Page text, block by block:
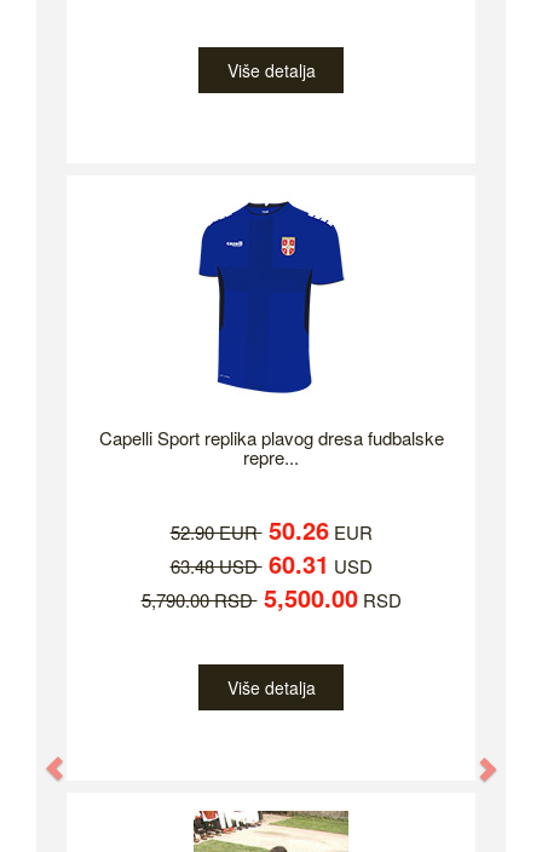
Više detalja
Capelli Sport replika plavog dresa fudbalske
repre...
52.90 EUR 50.26EUR
63.48 USD 60.31 USD
5,790.00 RSD 5,500.00RSD
Više detalja